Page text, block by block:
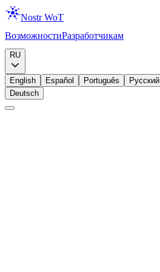
Nostr WoT
ВозможностиРазработчикам
RU
English Español Português Русский
Deutsch